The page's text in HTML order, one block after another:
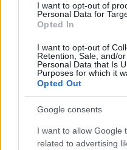
I want to opt-out of
Personal Data for
Opted In
I want to opt-out of
Retention, Sale, and/
Personal Data that Is
Purposes for which it
Opted Out
Google consents
I want to allow Google
related to advertising
Vampyr - két mód jön
| 2018.07.27 15:42
játékosoknak és a játékot
okozhat.